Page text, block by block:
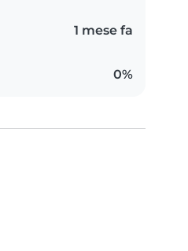
1 mese fa
0%